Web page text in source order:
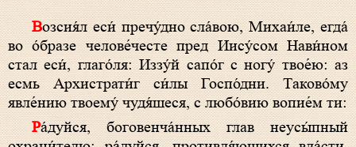
Возсия́л еси́ пречу́дно сла́­вою, Михаи́ле, ег­да́
во о́б­ра­зе челове́честе пред Иису́­сом Нави́ном
стал еси́, глаго́ля: Иззу́й сапо́г с ногу́ твое́ю: аз
есмь Архистрати́г си́­лы Госпо́дни. Таково́му
явле́нию тво­ему́ чудя́шеся, с лю­бо́­вию во­пи­е́м ти:
Ра́­дуй­ся, боговенча́нных глав не­усы́п­ный